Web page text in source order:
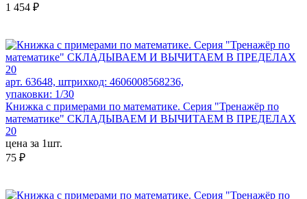
1 454 ₽
арт. 63648, штрихкод: 4606008568236,
упаковки: 1/30
Книжка с примерами по математике. Серия "Тренажёр по
математике" СКЛАДЫВАЕМ И ВЫЧИТАЕМ В ПРЕДЕЛАХ
20
цена за 1шт.
75 ₽